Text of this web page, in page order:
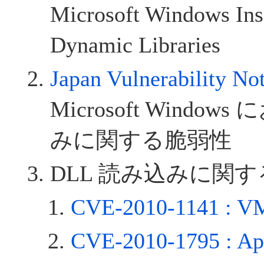
Microsoft Windows
Dynamic Libraries
Japan Vulnerability
Microsoft Windows
みに関する脆弱性
DLL 読み込みに関す
CVE-2010-1141 :
CVE-2010-1795 :